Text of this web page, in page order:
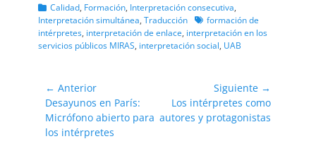
Categorias
Calidad, Formación, Interpretación consecutiva,
Interpretación simultánea, Traducción Etiquetas
formación de
intérpretes, interpretación de enlace, interpretación en los
servicios públicos MIRAS, interpretación social, UAB
Navegación
de
entradas
← Anterior
Entrada
anterior:
Desayunos en París:
Micrófono abierto para
los intérpretes
Siguiente →
Entrada
siguiente:
Los intérpretes como
autores y protagonistas